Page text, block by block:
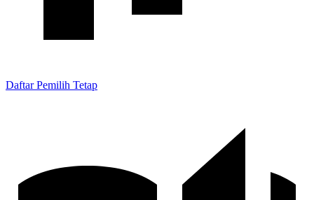
Daftar Pemilih Tetap